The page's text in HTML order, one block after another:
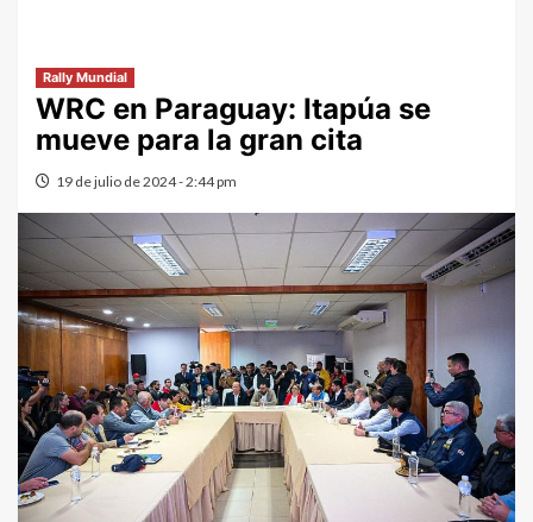
Rally Mundial
WRC en Paraguay: Itapúa se
mueve para la gran cita
19 de julio de 2024 - 2:44 pm